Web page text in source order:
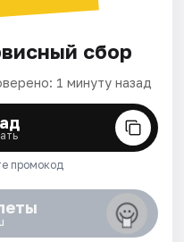
сбор
1 минуту назад
промокод